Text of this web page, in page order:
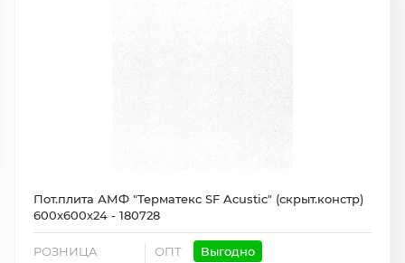
Пот.плита АМФ "Терматекс SF Acustic" (скрыт.констр)
600х600х24 - 180728
РОЗНИЦА ОПТ Выгодно